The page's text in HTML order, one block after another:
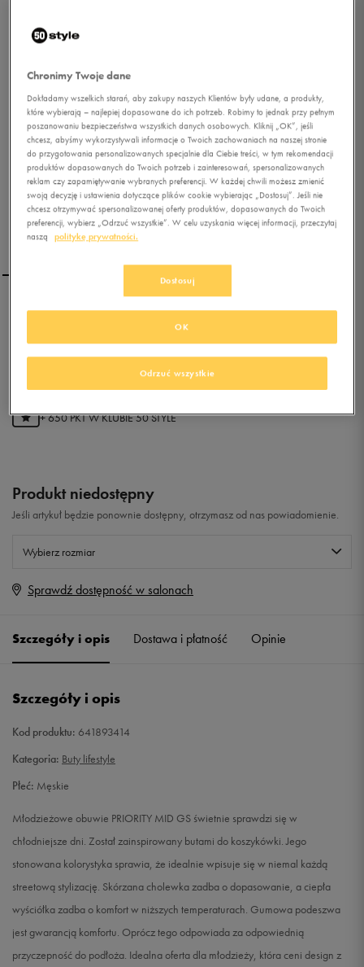
NIKE PRIORITY MID
129,99złz Vat
+ 650 PKT WKLUBIE 50 STYLE
Produkt niedostępny
Jeśli artykuł będzie ponownie dostępny, otrzymasz od nas powiadomienie.
Wybierz rozmiar
Rozmiary EU
42,5 27 cm
43
44 28 cm Powiadom o dostępności
28,5 cm
Powiadom o dostępności
45,5 29,5 cm Powiadom o dostępności
Sprawdź dostępność w salonach
Szczegóły i opis Dostawa i płatność Opinie
Szczegóły i opis
Kod produktu: 641893414
Kategoria: Buty lifestyle
Płeć: Męskie
Młodzieżowe obuwie PRIORITY MID GS świetnie sprawdzi się w
chłodniejsze dni. Został zainspirowany butami do koszykówki. Jego
stonowana kolorystyka sprawia, że idealnie wpisuje się w niemal każdą
streetową stylizację. Skórzana cholewka zadba o dopasowanie, a ciepła
wyściółka zadba o komfort w niższych temperaturach. Gumowa podeszwa
jest gwarancją komfortu. Oprócz tego odpowiada za odpowiednią
przyczepność do podłoża. Idealna oferta dla młodzieży, która ceni design z
Chronimy Twoje dane
Dokładamy wszelkich starań, aby zakupy naszych Klientów były udane, a produkty,
które wybierają – najlepiej dopasowane do ich potrzeb. Robimy to jednak przy pełnym
poszanowaniu bezpieczeństwa wszystkich danych osobowych. Kliknij „OK”, jeśli
chcesz, abyśmy wykorzystywali informacje o Twoich zachowaniach na naszej stronie
do przygotowania personalizowanych specjalnie dla Ciebie treści, w tym rekomendacji
produktów dopasowanych do Twoich potrzeb i zainteresowań, spersonalizowanych
reklam czy zapamiętywanie wybranych preferencji. W każdej chwili możesz zmienić
swoją decyzję i ustawienia dotyczące plików cookie wybierając „Dostosuj”. Jeśli nie
chcesz otrzymywać spersonalizowanej oferty produktów, dopasowanych do Twoich
preferencji, wybierz „Odrzuć wszystkie”. W celu uzyskania więcej informacji, przeczytaj
naszą
politykę prywatności.
Dostosuj
Odrzuć wszystkie
OK